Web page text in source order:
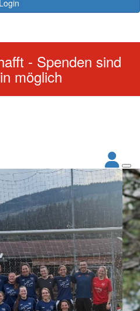
Login
- Spenden sind
möglich